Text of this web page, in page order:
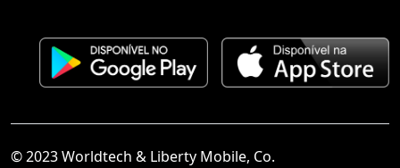
© 2023 Worldtech & Liberty Mobile, Co.